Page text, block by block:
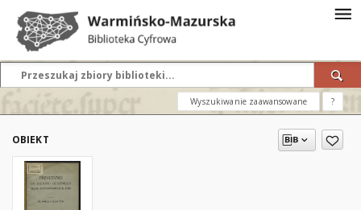
Wyszukiwanie zaawansowane ?
OBIEKT